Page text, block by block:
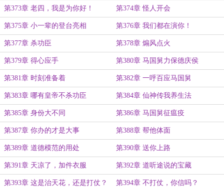
第373章 老四，我是为你好！ 第374章 怪人开会
第375章 小一辈的登台亮相 第376章 我们都在演你！
第377章 杀功臣 第378章 煽风点火
第379章 得心应手 第380章 马国舅力保德庆侯
第381章 时刻准备着 第382章 一呼百应马国舅
第383章 哪有皇帝不杀功臣 第384章 仙神传我养生法
第385章 身份大不同 第386章 马国舅征瘟疫
第387章 你办的才是大事 第388章 帮他体面
第389章 道德模范的用处 第390章 送你上路
第391章 天凉了，加件衣服 第392章 道听途说的宝藏
第393章 这是治天花，还是打仗？ 第394章 不打仗，你信吗？